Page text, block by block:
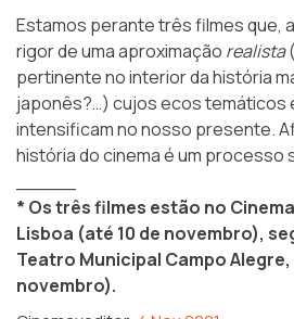
Estamos perante três filmes que,
rigor de uma aproximação realista
pertinente no interior da história
japonês?…) cujos ecos temáticos
intensificam no nosso presente.
história do cinema é um processo
* Os três filmes estão no
Lisboa (até 10 de novembro),
Teatro Municipal Campo Alegre,
novembro).